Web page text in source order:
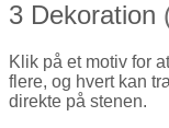
3 Dekoration
Klik på et motiv for
flere, og hvert kan
direkte på stenen.